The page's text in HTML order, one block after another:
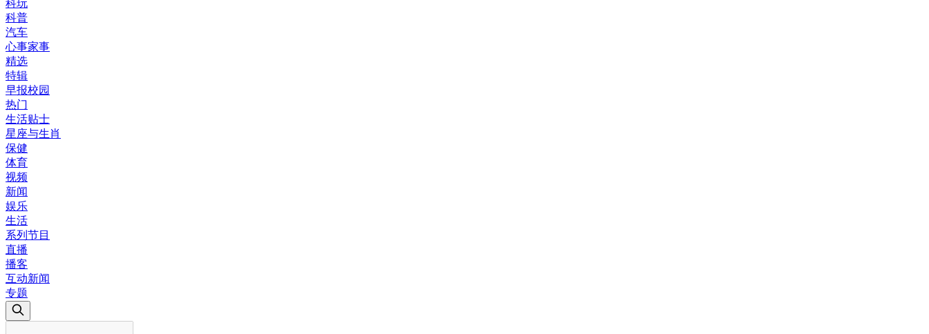
科玩
科普
汽车
心事家事
精选
特辑
早报校园
热门
生活贴士
星座与生肖
保健
体育
视频
新闻
娱乐
生活
系列节目
直播
播客
互动新闻
专题